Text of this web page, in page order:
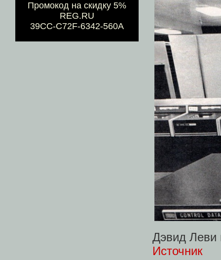
Промокод на скидку 5%
REG.RU
39CC-C72F-6342-560A
Дэвид Леви
Источник